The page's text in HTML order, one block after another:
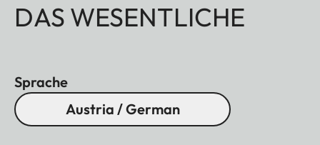
DAS WESENTLICHE
Sprache
Austria / German